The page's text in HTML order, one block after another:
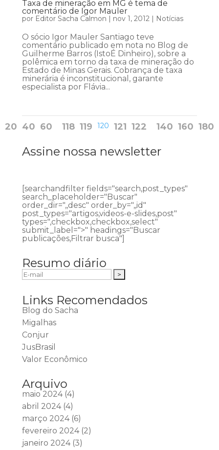
Taxa de mineração em MG é tema de
comentário de Igor Mauler
por Editor Sacha Calmon nov 1, 2012| Notícias
O sócio Igor Mauler Santiago teve
comentário publicado em nota no Blog de
Guilherme Barros (IstoÉ Dinheiro), sobre a
polêmica em torno da taxa de mineração do
Estado de Minas Gerais. Cobrança de taxa
minerária é inconstitucional, garante
especialista por Flávia...
20 40 60 118 119 120 121 122 140 160 180
Assine nossa newsletter
[searchandfilter fields="search,post_types"
search_placeholder="Buscar"
order_dir=",,desc" order_by=",,id"
post_types="artigos,videos-e-slides,post"
types=",checkbox,checkbox,select"
submit_label=">" headings="Buscar
publicações,Filtrar busca"]
Resumo diário
Links Recomendados
Blog do Sacha
Migalhas
Conjur
JusBrasil
Valor Econômico
Arquivo
maio 2024(4)
abril 2024(4)
março 2024(6)
fevereiro 2024(2)
janeiro 2024(3)